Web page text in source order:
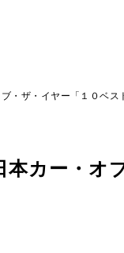
ザ・イヤー「１０ベス
カー・オ